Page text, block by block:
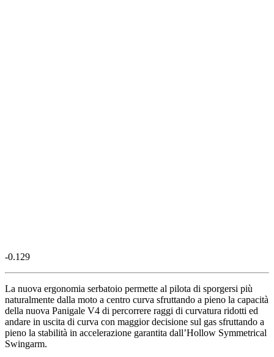
-0.129
La nuova ergonomia serbatoio permette al pilota di sporgersi più
naturalmente dalla moto a centro curva sfruttando a pieno la capacità
della nuova Panigale V4 di percorrere raggi di curvatura ridotti ed
andare in uscita di curva con maggior decisione sul gas sfruttando a
pieno la stabilità in accelerazione garantita dall’Hollow Symmetrical
Swingarm.